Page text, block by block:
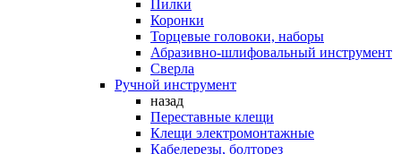
Пилки
Коронки
Торцевые головоки, наборы
Абразивно-шлифовальный инструмент
Сверла
Ручной инструмент
назад
Переставные клещи
Клещи электромонтажные
Кабелерезы, болторез